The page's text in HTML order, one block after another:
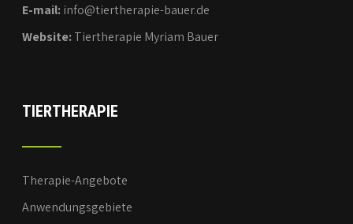
E-mail:info@tiertherapie-bauer.de
Website:Tiertherapie Myriam Bauer
TIERTHERAPIE
Therapie-Angebote
Anwendungsgebiete